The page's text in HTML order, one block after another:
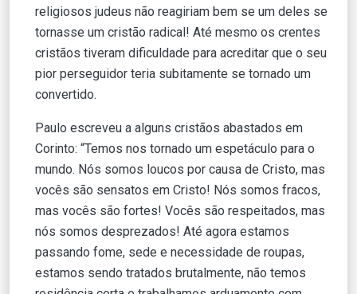
religiosos judeus não reagiriam bem se um deles se
tornasse um cristão radical! Até mesmo os crentes
cristãos tiveram dificuldade para acreditar que o seu
pior perseguidor teria subitamente se tornado um
convertido.
Paulo escreveu a alguns cristãos abastados em
Corinto: “Temos nos tornado um espetáculo para o
mundo. Nós somos loucos por causa de Cristo, mas
vocês são sensatos em Cristo! Nós somos fracos,
mas vocês são fortes! Vocês são respeitados, mas
nós somos desprezados! Até agora estamos
passando fome, sede e necessidade de roupas,
estamos sendo tratados brutalmente, não temos